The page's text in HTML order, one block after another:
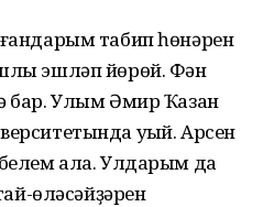
табип һөнәрен
эшләп йөрөй. Фән
бар. Улым Әмир Ҡазан
уҡый. Арсен
ала. Улдарым да
өләсәйҙәрен